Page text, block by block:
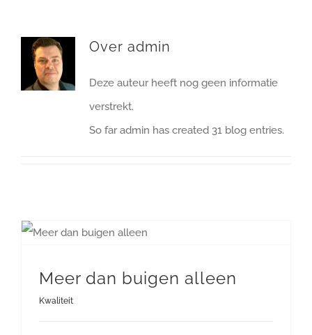
Over admin
Deze auteur heeft nog geen informatie
verstrekt.
So far admin has created 31 blog entries.
Meer dan buigen alleen
Kwaliteit